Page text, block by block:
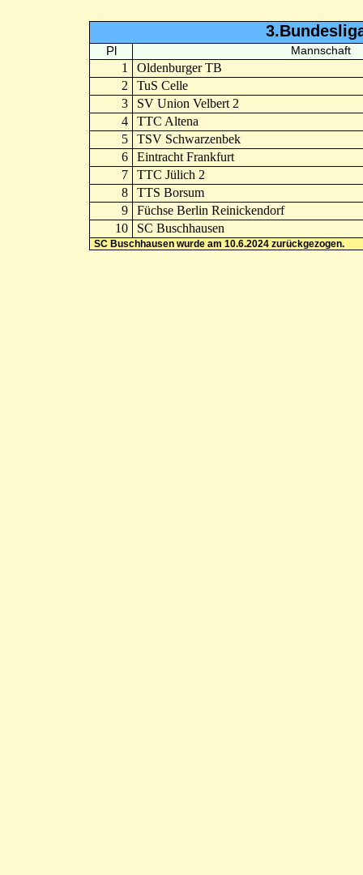
Pl Mannschaft
1
Oldenburger TB
2
TuS Celle
3
SV Union Velbert 2
4
TTC Altena
5
TSV Schwarzenbek
6
Eintracht Frankfurt
7
TTC Jülich 2
8
TTS Borsum
9
Füchse Berlin Reinickendorf
10
SC Buschhausen
SC Buschhausen wurde am 10.6.2024 zurückgezogen.